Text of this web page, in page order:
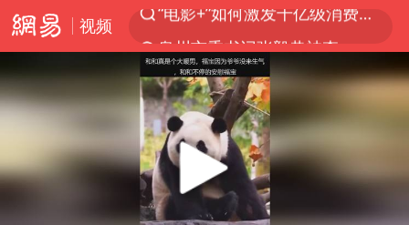
视频
泉州市委书记张毅恭被查
沙特土耳其巴基斯坦签署共同防务协议
老中医：立秋后养心是关键
中医教你一招提升气血